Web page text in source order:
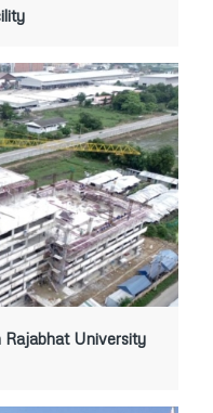
Rajabhat University